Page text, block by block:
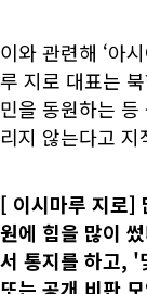
이와 관련해 ‘아
루 지로 대표는
민을 동원하는
리지 않는다고 지
[ 이시마루 지로]
원에 힘을 많이
서 통지를 하고, '